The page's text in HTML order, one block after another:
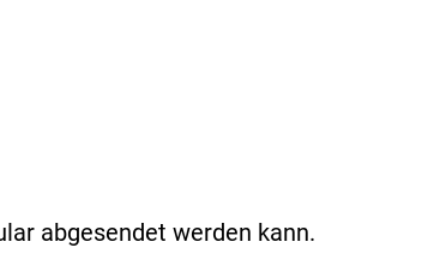
abgesendet werden kann.